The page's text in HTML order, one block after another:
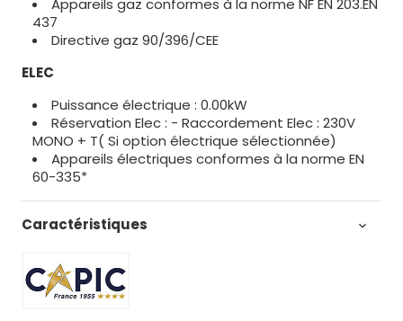
Appareils gaz conformes à la norme NF EN 203.EN
437
Directive gaz 90/396/CEE
ELEC
Puissance électrique : 0.00kW
Réservation Elec : - Raccordement Elec : 230V
MONO + T( Si option électrique sélectionnée)
Appareils électriques conformes à la norme EN
60-335*
Caractéristiques 